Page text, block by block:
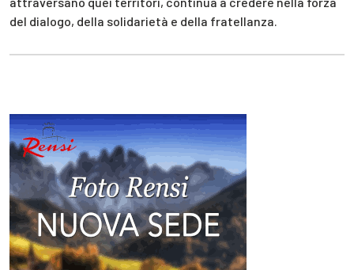
del dialogo, della solidarietà e della fratellanza.